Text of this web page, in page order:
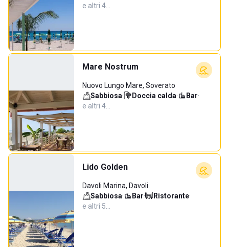
e altri 4…
Mare Nostrum
Nuovo Lungo Mare, Soverato
Sabbiosa· Doccia calda· Bar·
e altri 4…
Lido Golden
Davoli Marina, Davoli
Sabbiosa· Bar· Ristorante·
e altri 5…